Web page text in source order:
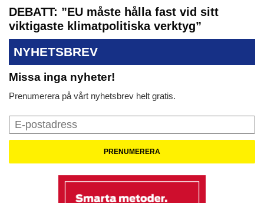
DEBATT: ”EU måste hålla fast vid sitt
viktigaste klimatpolitiska verktyg”
NYHETSBREV
Missa inga nyheter!
Prenumerera på vårt nyhetsbrev helt gratis.